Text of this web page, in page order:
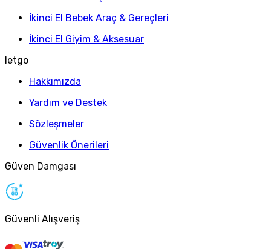
İkinci El Bebek Araç & Gereçleri
İkinci El Giyim & Aksesuar
letgo
Hakkımızda
Yardım ve Destek
Sözleşmeler
Güvenlik Önerileri
Güven Damgası
Güvenli Alışveriş